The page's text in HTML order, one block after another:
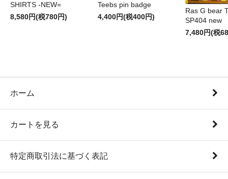
SHIRTS -NEW=
8,580円(税780円)
Teebs pin badge
4,400円(税400円)
Ras G bear
SP404 new
7,480円(税
ホーム
カートを見る
特定商取引法に基づく表記